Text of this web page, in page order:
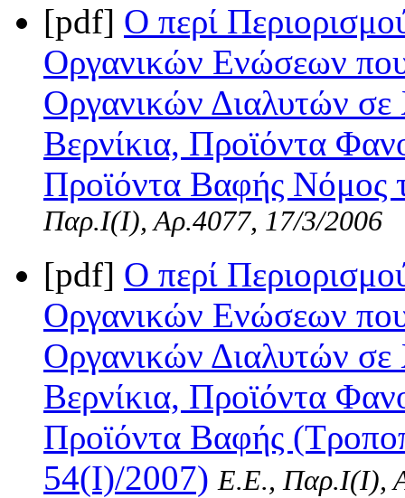
[pdf] Ο περί
Οργανικών Ενώσεων
Οργανικών Διαλυτών
Βερνίκια, Προϊόντα
Προϊόντα Βαφής
Παρ.Ι(I), Αρ.4077, 17/3/2006
[pdf] Ο περί
Οργανικών Ενώσεων
Οργανικών Διαλυτών
Βερνίκια, Προϊόντα
Προϊόντα Βαφής
54(I)/2007) Ε.Ε., Παρ.Ι(I),